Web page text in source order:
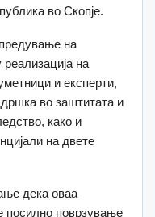
во Скопје.
на
на
и експерти,
во заштитата и
како и
на двете
дека оваа
посилно поврзување